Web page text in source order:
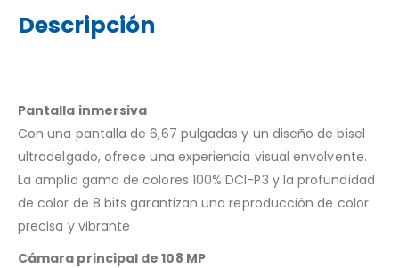
Descripción
Pantalla inmersiva
Con una pantalla de 6,67 pulgadas y un diseño de bisel
ultradelgado, ofrece una experiencia visual envolvente.
La amplia gama de colores 100% DCI-P3 y la profundidad
de color de 8 bits garantizan una reproducción de color
precisa y vibrante
Cámara principal de 108 MP